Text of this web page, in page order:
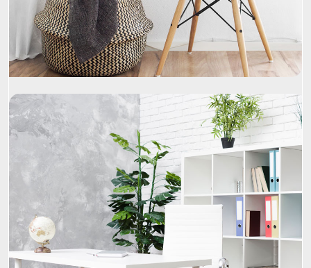
Project Name